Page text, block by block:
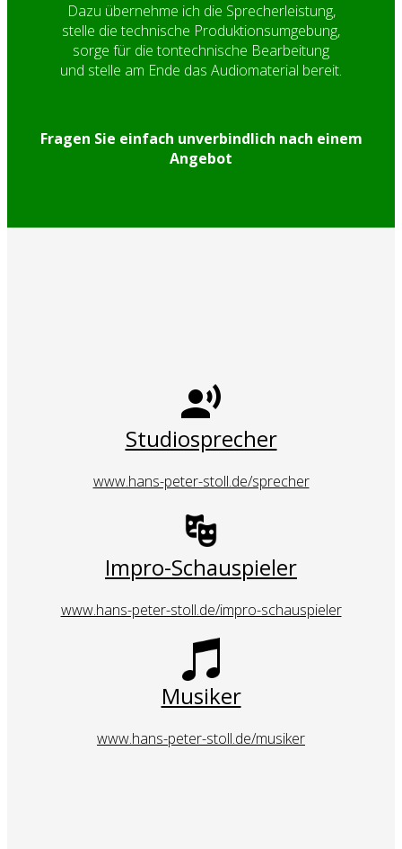
Dazu übernehme ich die Sprecherleistung,
stelle die technische Produktionsumgebung,
sorge für die tontechnische Bearbeitung
und stelle am Ende das Audiomaterial bereit.
Fragen Sie einfach unverbindlich nach einem
Angebot
Studiosprecher
www.hans-peter-stoll.de/sprecher
Impro-Schauspieler
www.hans-peter-stoll.de/impro-schauspieler
Musiker
www.hans-peter-stoll.de/musiker